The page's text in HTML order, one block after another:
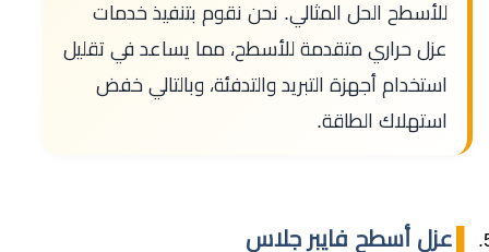
للأسطح الحل المثالي. نحن نقوم بتنفيذ خدمات
عزل حراري متقدمة للأسطح، مما يساعد في تقليل
استخدام أجهزة التبريد والتدفئة، وبالتالي خفض
استهلاك الطاقة.
عزل أسطح فايبر جلاس